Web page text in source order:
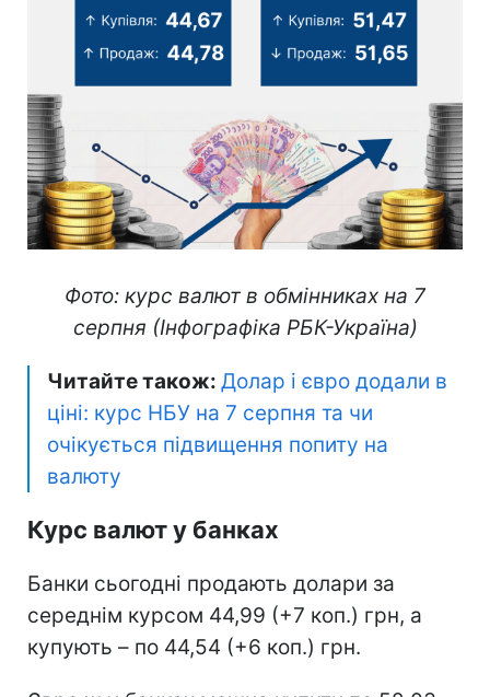
Фото: курс валют в обмінниках на 7
серпня (Інфографіка РБК-Україна)
Читайте також: Долар і євро додали в
ціні: курс НБУ на 7 серпня та чи
очікується підвищення попиту на
валюту
Курс валют у банках
Банки сьогодні продають долари за
середнім курсом 44,99 (+7 коп.) грн, а
купують – по 44,54 (+6 коп.) грн.